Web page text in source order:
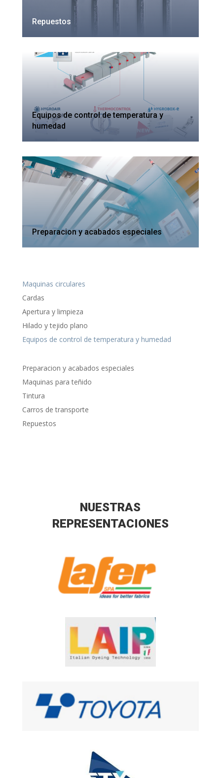
Repuestos
Equipos de control de temperatura y
humedad
Preparacion y acabados especiales
Maquinas circulares
Cardas
Apertura y limpieza
Hilado y tejido plano
Equipos de control de temperatura y humedad
Preparacion y acabados especiales
Maquinas para teñido
Tintura
Carros de transporte
Repuestos
NUESTRAS
REPRESENTACIONES